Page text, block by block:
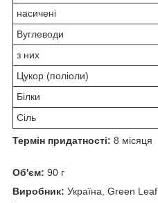
насичені
Вуглеводи
з них
Цукор (поліоли)
Білки
Сіль
Термін придатності: 8 місяця
Об'єм: 90 г
Виробник: Україна, Green Leaf